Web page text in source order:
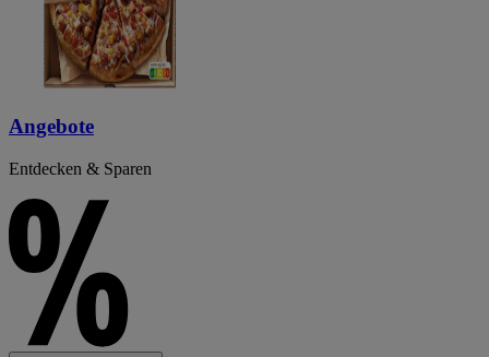
Angebote
Entdecken & Sparen